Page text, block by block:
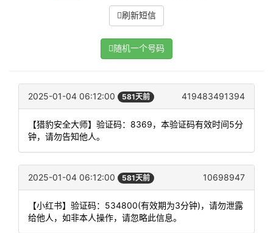
刷新短信
随机一个号码
2025-01-04 06:12:00 581天前 419483491394
【猎豹安全大师】验证码：8369，本验证码有效时间5分
钟，请勿告知他人。
2025-01-04 06:12:00 581天前 10698947
【小红书】验证码：534800(有效期为3分钟)，请勿泄露
给他人，如非本人操作，请忽略此信息。